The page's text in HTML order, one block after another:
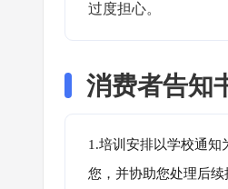
过度担心。
消费者告知
1.培训安排以学校通知
您，并协助您处理后